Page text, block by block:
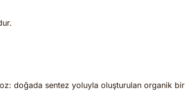
doğada sentez yoluyla oluşturulan organik